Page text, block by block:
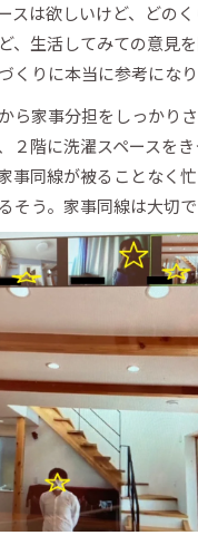
スは欲しいけど、どの
、生活してみての意見
くりに本当に参考になり
ら家事分担をしっかり
２階に洗濯スペースを
事同線が被ることなく
そう。家事同線は大切で